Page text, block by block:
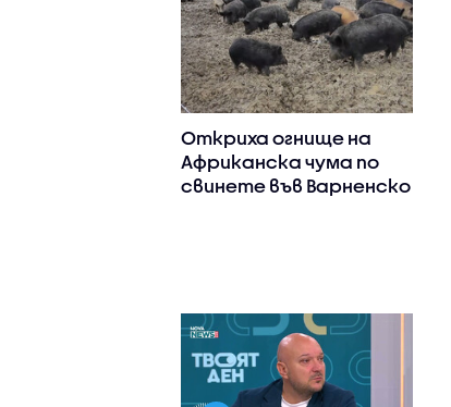
Откриха огнище на
Африканска чума по
свинете във Варненско